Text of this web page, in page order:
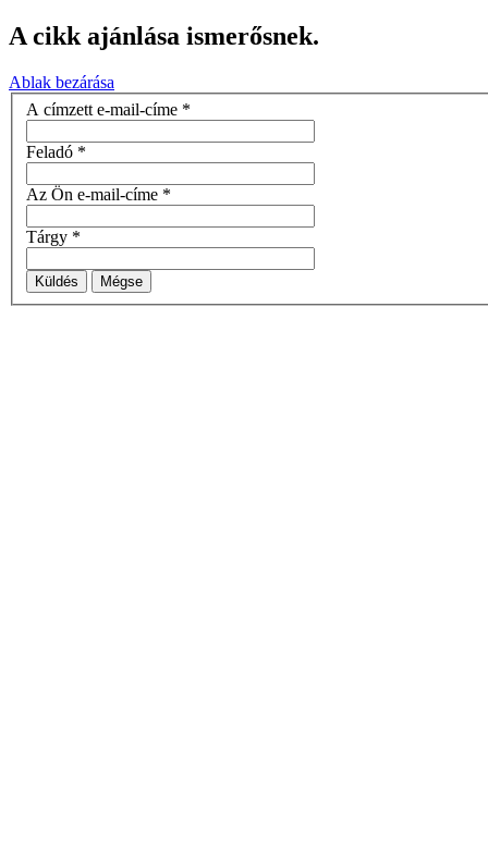
A cikk ajánlása ismerősnek.
Ablak bezárása
A címzett e-mail-címe *
Feladó *
Az Ön e-mail-címe *
Tárgy *
Küldés Mégse